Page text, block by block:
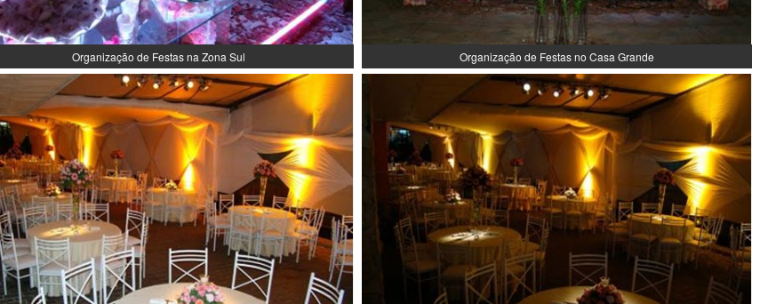
Organização de Festas na Zona Sul Organização de Festas no Casa Grande